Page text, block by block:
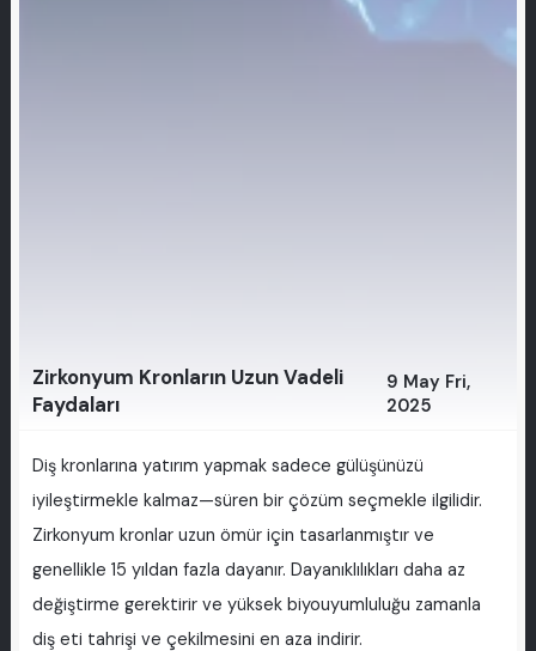
Zirkonyum Kronların Uzun Vadeli
Faydaları
9 May Fri,
2025
Diş kronlarına yatırım yapmak sadece gülüşünüzü
iyileştirmekle kalmaz—süren bir çözüm seçmekle ilgilidir.
Zirkonyum kronlar uzun ömür için tasarlanmıştır ve
genellikle 15 yıldan fazla dayanır. Dayanıklılıkları daha az
değiştirme gerektirir ve yüksek biyouyumluluğu zamanla
diş eti tahrişi ve çekilmesini en aza indirir.